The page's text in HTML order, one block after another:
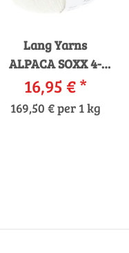
Lang Yarns
ALPACA SOXX 4-
FACH/4-PLY
16,95 €*
169,50 € per 1 kg